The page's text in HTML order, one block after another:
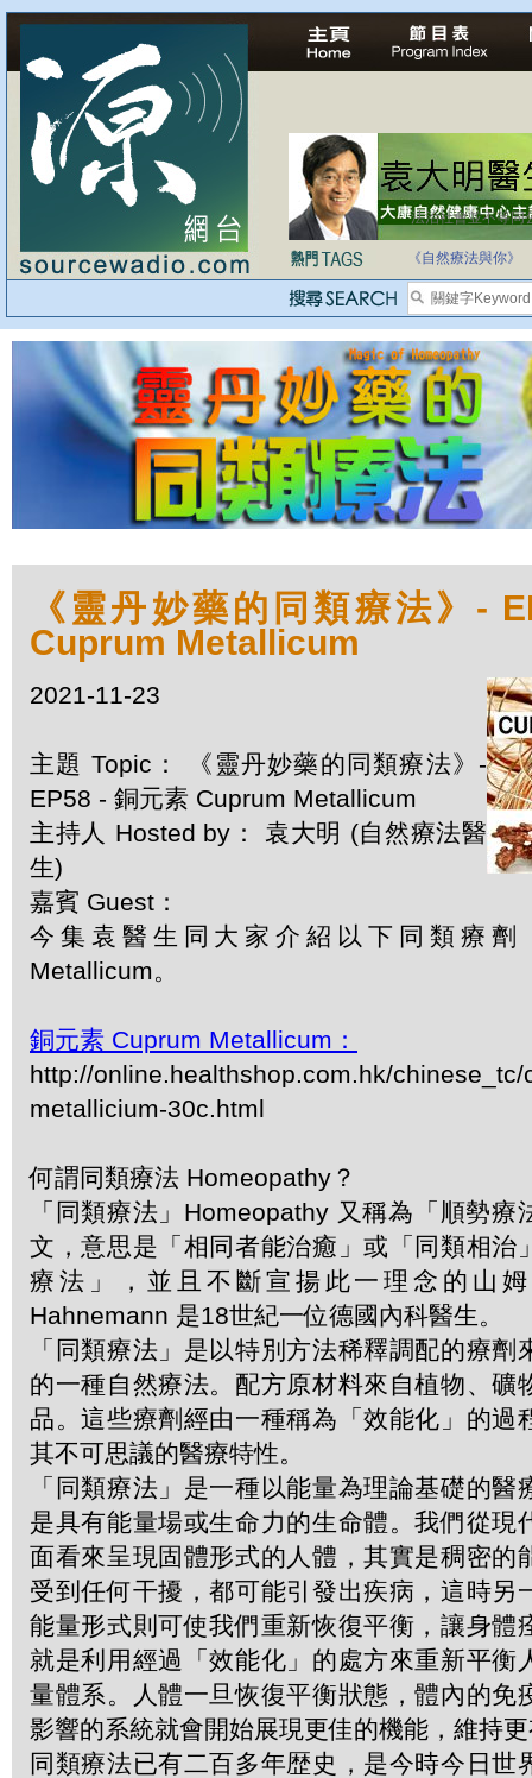
法治社會並不等同
自家教育合法化-
《自然療法與你》
《靈丹妙藥的同類療法》-
Cuprum Metallicum
2021-11-23
主題 Topic： 《靈丹妙藥的同類療法》-
EP58 - 銅元素 Cuprum Metallicum
主持人 Hosted by： 袁大明 (自然療法醫
生)
嘉賓 Guest：
今集袁醫生同大家介紹以下同類療劑
Metallicum。
銅元素 Cuprum Metallicum：
http://online.healthshop.com.hk/chinese_tc/
metallicium-30c.html
何謂同類療法 Homeopathy？
「同類療法」Homeopathy 又稱為「順勢療
文，意思是「相同者能治癒」或「同類相治
療法」，並且不斷宣揚此一理念的山
Hahnemann 是18世紀一位德國內科醫生。
「同類療法」是以特別方法稀釋調配的療劑
的一種自然療法。配方原材料來自植物、礦
品。這些療劑經由一種稱為「效能化」的過
其不可思議的醫療特性。
「同類療法」是一種以能量為理論基礎的醫
是具有能量場或生命力的生命體。我們從現
面看來呈現固體形式的人體，其實是稠密的
受到任何干擾，都可能引發出疾病，這時另
能量形式則可使我們重新恢復平衡，讓身體
就是利用經過「效能化」的處方來重新平衡
量體系。人體一旦恢復平衡狀態，體內的免
影響的系統就會開始展現更佳的機能，維持
同類療法已有二百多年歴史，是今時今日世